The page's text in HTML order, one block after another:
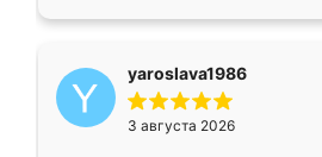
yaroslava1986
3 августа 2026